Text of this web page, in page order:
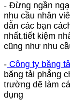
- Đừng ngần
nhu cầu nhân
dẫn các bạn
nhất,tiết kiệm
cũng như nhu
- Công ty băng
băng tải phẳng
trường dẽ làm
dụng